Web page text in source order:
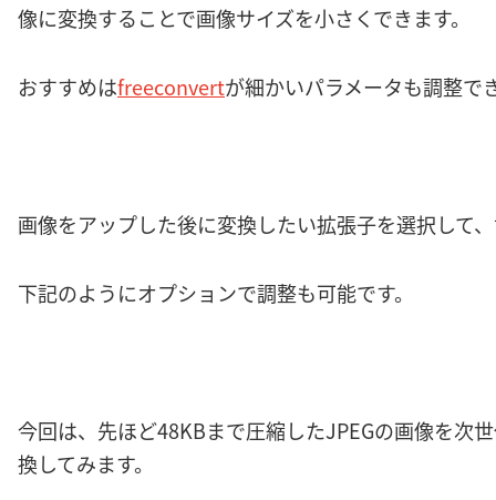
像に変換することで画像サイズを小さくできます。
おすすめはfreeconvertが細かいパラメータも調整で
画像をアップした後に変換したい拡張子を選択して
下記のようにオプションで調整も可能です。
今回は、先ほど48KBまで圧縮したJPEGの画像を次
換してみます。